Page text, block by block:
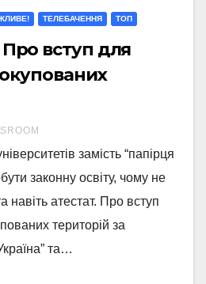
ТЕЛЕБАЧЕННЯ ТОП
вступ для
окупованих
замість “папірця
законну освіту, чому не
навіть атестат. Про вступ
територій за
та…